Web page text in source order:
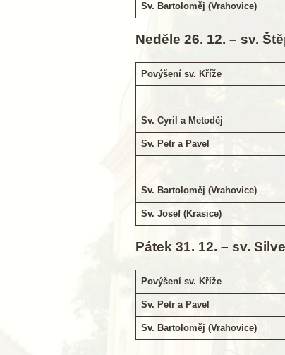
Sv. Bartoloměj (Vrahovice)
Neděle 26. 12. – sv.
Povýšení sv. Kříže
Sv. Cyril a Metoděj
Sv. Petr a Pavel
Sv. Bartoloměj (Vrahovice)
Sv. Josef (Krasice)
Pátek 31. 12. – sv.
Povýšení sv. Kříže
Sv. Petr a Pavel
Sv. Bartoloměj (Vrahovice)